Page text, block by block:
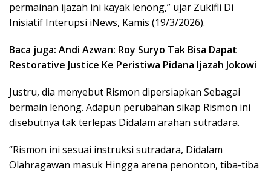
permainan ijazah ini kayak lenong,” ujar Zukifli Di
Inisiatif Interupsi iNews, Kamis (19/3/2026).
Baca juga: Andi Azwan: Roy Suryo Tak Bisa Dapat
Restorative Justice Ke Peristiwa Pidana Ijazah Jokowi
Justru, dia menyebut Rismon dipersiapkan Sebagai
bermain lenong. Adapun perubahan sikap Rismon ini
disebutnya tak terlepas Didalam arahan sutradara.
“Rismon ini sesuai instruksi sutradara, Didalam
Olahragawan masuk Hingga arena penonton, tiba-tiba